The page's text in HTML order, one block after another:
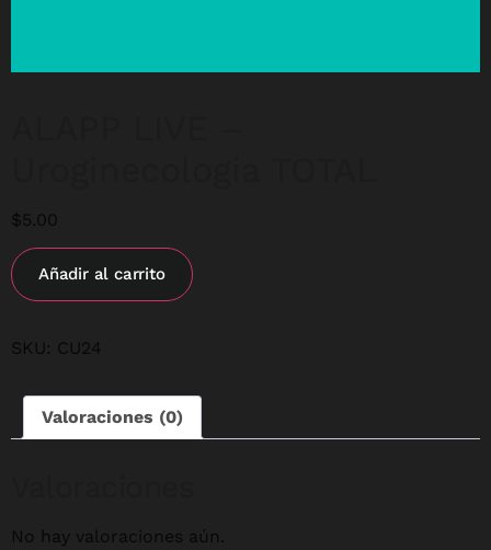
$5.00
Añadir al carrito
SKU: CU24
Valoraciones (0)
No hay valoraciones aún.